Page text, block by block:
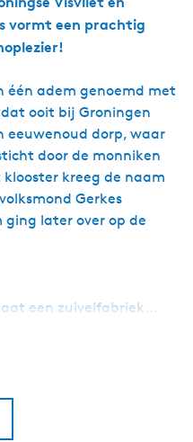
vormt een prachtig
één adem genoemd met
ooit bij Groningen
eeuwenoud dorp, waar
door de monniken
kreeg de naam
Gerkes
ging later over op de
een zuivelfabriek…